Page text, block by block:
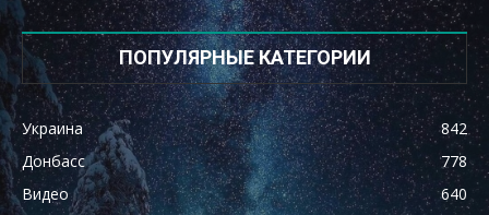
ПОПУЛЯРНЫЕ КАТЕГОРИИ
Украина
842
Донбасс
778
Видео
640